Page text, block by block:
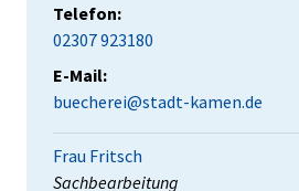
Telefon:
02307 923180
E-Mail:
buecherei@stadt-kamen.de
Frau Fritsch
Position:
Sachbearbeitung